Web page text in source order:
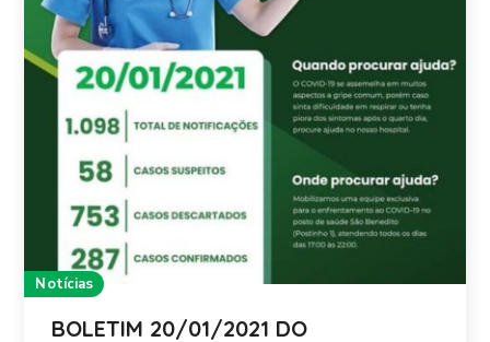
Notícias
BOLETIM 20/01/2021 DO